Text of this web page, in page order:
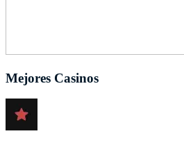
Mejores Casinos